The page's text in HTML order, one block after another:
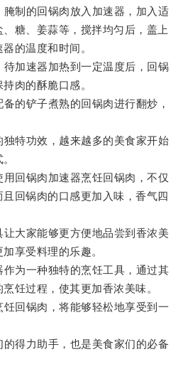
制的回锅肉放入加速器，加入适
糖、姜蒜等，搅拌均匀后，盖上
的温度和时间。
加速器加热到一定温度后，回锅
肉的酥脆口感。
铲子煮熟的回锅肉进行翻炒，
特功效，越来越多的美食家开始
回锅肉加速器烹饪回锅肉，不仅
回锅肉的口感更加入味，香气四
大家能够更方便地品尝到香浓美
享受料理的乐趣。
为一种独特的烹饪工具，通过其
饪过程，使其更加香浓美味。
回锅肉，将能够轻松地享受到一
得力助手，也是美食家们的必备